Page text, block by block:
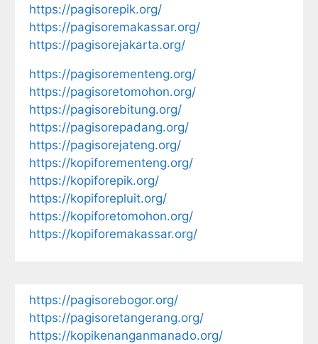
https://pagisorepik.org/
https://pagisoremakassar.org/
https://pagisorejakarta.org/
https://pagisorementeng.org/
https://pagisoretomohon.org/
https://pagisorebitung.org/
https://pagisorepadang.org/
https://pagisorejateng.org/
https://kopiforementeng.org/
https://kopiforepik.org/
https://kopiforepluit.org/
https://kopiforetomohon.org/
https://kopiforemakassar.org/
https://pagisorebogor.org/
https://pagisoretangerang.org/
https://kopikenanganmanado.org/